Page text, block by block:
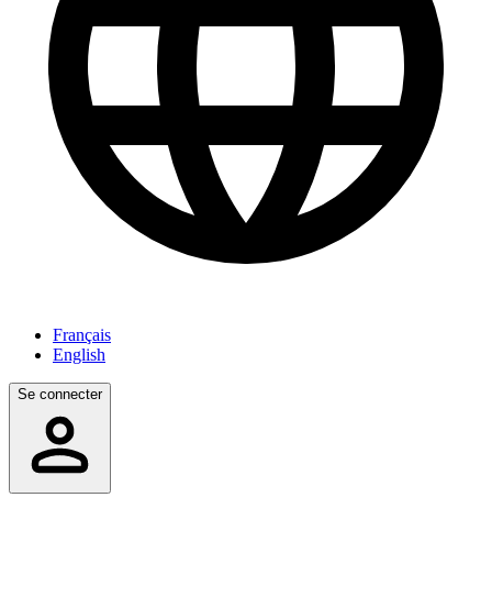
Français
English
Se connecter